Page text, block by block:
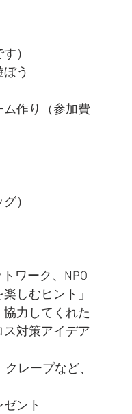
）
う
ム作り（参加費
）
ワーク、NPO
しむヒント」
力してくれた
対策アイデア
レープなど、
ント